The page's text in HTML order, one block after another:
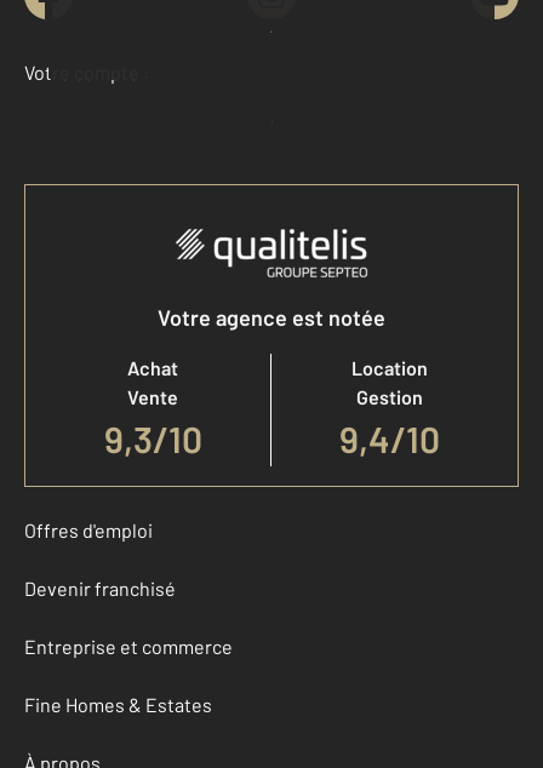
Demander une estimation
Votre compte :
Accéder à mon compte
Votre agence est notée
Achat
Vente
9,3/10
Location
Gestion
9,4/10
Offres d'emploi
Devenir franchisé
Entreprise et commerce
Fine Homes & Estates
À propos